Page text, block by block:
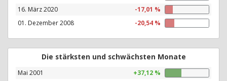
16. März 2020
-17,01 %
01. Dezember 2008
-20,54 %
Die stärksten und schwächsten Monate
Mai 2001
+37,12 %